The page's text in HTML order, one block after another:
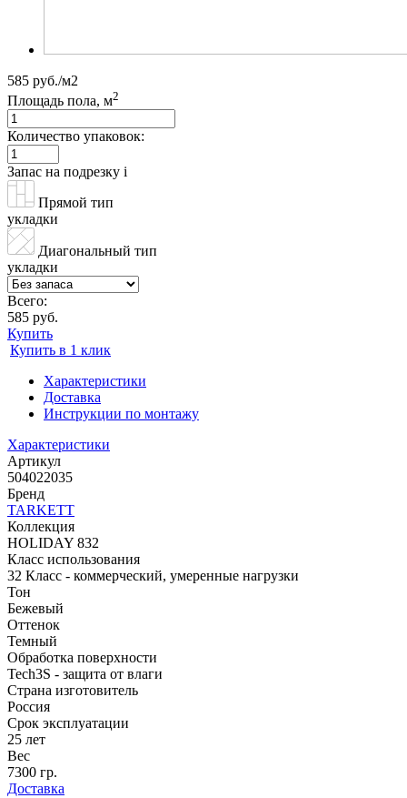
585 руб./м2
Площадь пола, м2
Количество упаковок:
Запас на подрезку i
Прямой тип
укладки
Диагональный тип
укладки
Всего:
585 руб.
Купить
Купить в 1 клик
Характеристики
Доставка
Инструкции по монтажу
Характеристики
Артикул
504022035
Бренд
TARKETT
Коллекция
HOLIDAY 832
Класс использования
32 Класс - коммерческий, умеренные нагрузки
Тон
Бежевый
Оттенок
Темный
Обработка поверхности
Tech3S - защита от влаги
Страна изготовитель
Россия
Срок эксплуатации
25 лет
Вес
7300 гр.
Доставка